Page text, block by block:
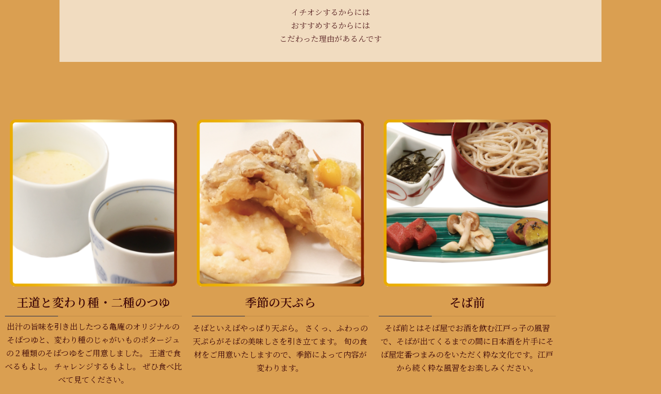
イチオシするからには
おすすめするからには
こだわった理由があるんです
王道と変わり種・二種のつゆ
出汁の旨味を引き出したつる亀庵のオリジナルの
そばつゆと、変わり種のじゃがいものポタージュ
の２種類のそばつゆをご用意しました。 王道で食
べるもよし。 チャレンジするもよし。 ぜひ食べ比
べて見てください。
季節の天ぷら
そばといえばやっぱり天ぷら。 さくっ、ふわっの
天ぷらがそばの美味しさを引き立てます。 旬の食
材をご用意いたしますので、季節によって内容が
変わります。
そば前
そば前とはそば屋でお酒を飲む江戸っ子の風習
で、そばが出てくるまでの間に日本酒を片手にそ
ば屋定番つまみのをいただく粋な文化です。江戸
から続く粋な風習をお楽しみください。